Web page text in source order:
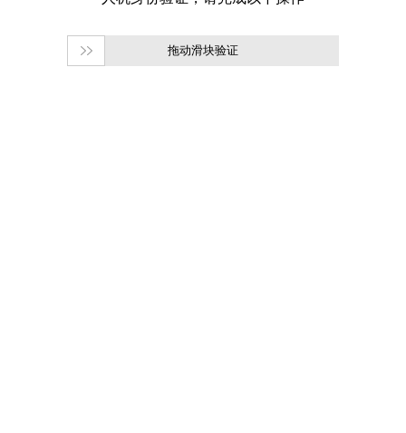
拖动滑块验证